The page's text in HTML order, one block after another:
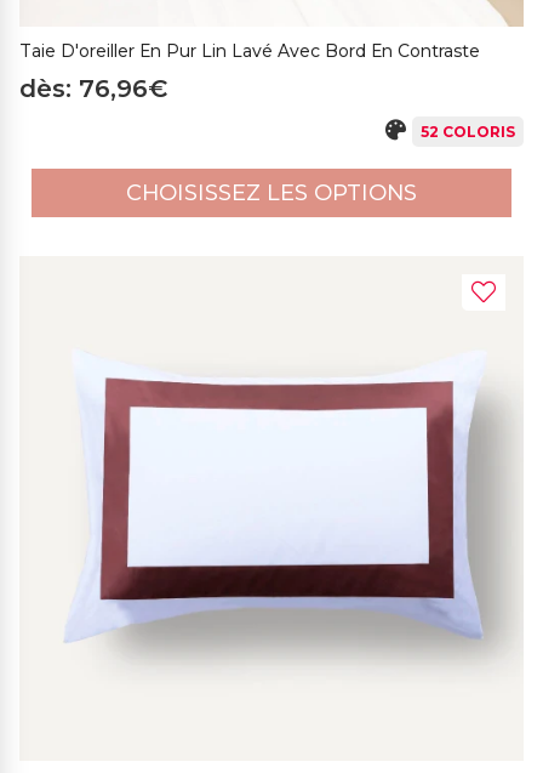
Taie D'oreiller En Pur Lin Lavé Avec Bord En Contraste
dès: 76,96€
52 COLORIS
CHOISISSEZ LES OPTIONS